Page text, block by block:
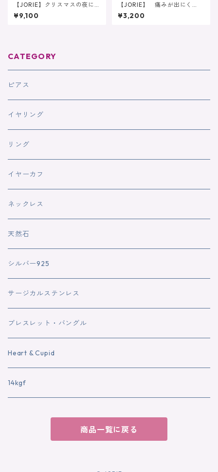
【JORIE】クリスマスの夜に
❤️マザーオブパール×ドゥルー
ジーアゲート 大人リング
¥9,100
【JORIE】 痛みが出にく
い！大人のエスニックターコ
イズカラーイヤリング カー
¥3,200
CATEGORY
ピアス
イヤリング
リング
イヤーカフ
ネックレス
天然石
シルバー925
サージカルステンレス
ブレスレット・バングル
Heart & Cupid
14kgf
商品一覧に戻る